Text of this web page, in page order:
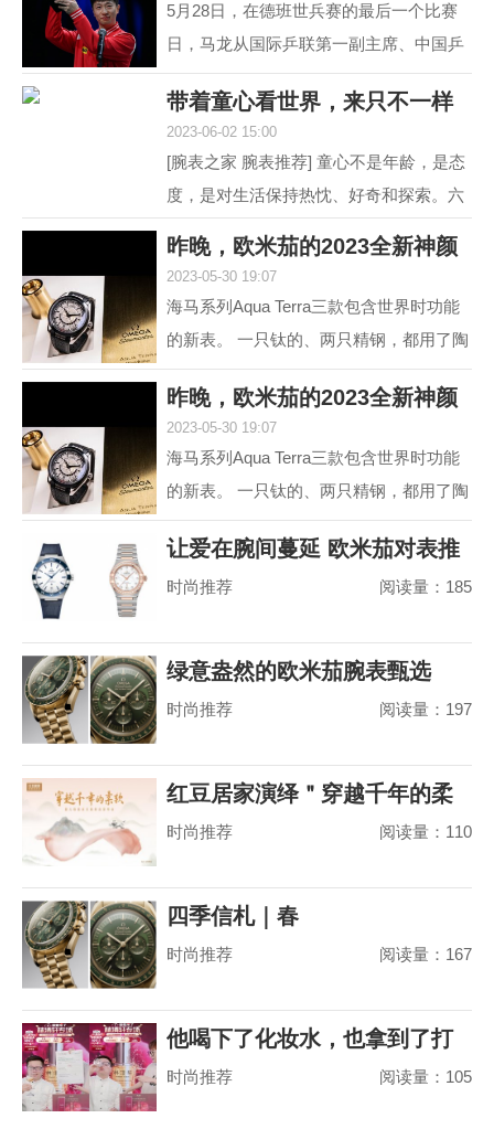
5月28日，在德班世兵赛的最后一个比赛
日，马龙从国际乒联第一副主席、中国乒
协主席刘国梁的手中接过了复刻圣勃莱德
杯，这是对他从2015...
带着童心看世界，来只不一样
2023-06-02 15:00
[腕表之家 腕表推荐] 童心不是年龄，是态
度，是对生活保持热忱、好奇和探索。六
茄彩色盘面腕表，...
昨晚，欧米茄的2023全新神颜
2023-05-30 19:07
海马系列Aqua Terra三款包含世界时功能
的新表。 一只钛的、两只精钢，都用了陶
瓷圈儿。 世界时以海马加身，是为强调运
动属性。约定俗成...
昨晚，欧米茄的2023全新神颜
2023-05-30 19:07
海马系列Aqua Terra三款包含世界时功能
的新表。 一只钛的、两只精钢，都用了陶
瓷圈儿。 世界时以海马加身，是为强调运
动属性。约定俗成...
让爱在腕间蔓延 欧米茄对表推
荐
时尚推荐 阅读量：185
绿意盎然的欧米茄腕表甄选
时尚推荐 阅读量：197
红豆居家演绎＂穿越千年的柔
软＂，婴儿绵真
时尚推荐 阅读量：110
四季信札｜春
时尚推荐 阅读量：167
他喝下了化妆水，也拿到了打
赢山茶花之争的
时尚推荐 阅读量：105